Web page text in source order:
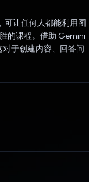
可让任何人都能利用图
的课程。借助 Gemini
于创建内容、回答问